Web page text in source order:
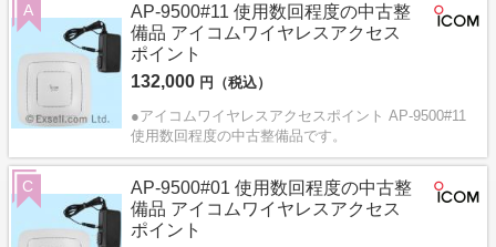
AP-9500#11 使用数回程度の中古整
備品 アイコムワイヤレスアクセス
ポイント
132,000 円（税込）
●アイコムワイヤレスアクセスポイント AP-9500#11
使用数回程度の中古整備品です。
A
AP-9500#01 使用数回程度の中古整
備品 アイコムワイヤレスアクセス
ポイント
C